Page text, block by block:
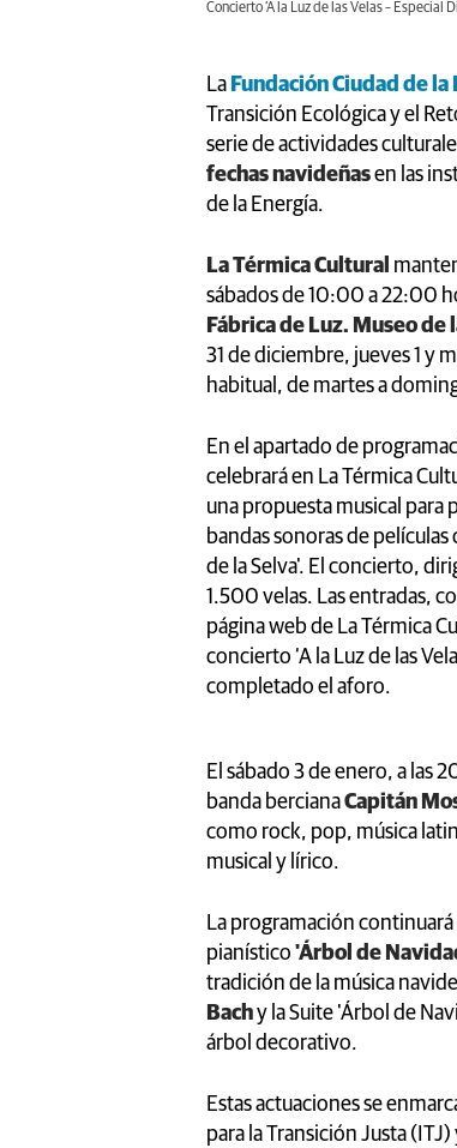
Concierto ‘A la Luz de las Velas – Especial
La Fundación Ciudad de
Transición Ecológica y el
serie de actividades
fechas navideñasen las
de la Energía.
La Térmica Cultural
sábados de 10:00 a 22:00
Fábrica de Luz. Museo de
31 de diciembre, jueves 1 y
habitual, de martes a
En el apartado de
celebrará en La Térmica
una propuesta musical
bandas sonoras de
de la Selva'. El concierto,
1.500 velas. Las entradas,
página web de La Térmica
concierto ‘A la Luz de las
completado el aforo.
El sábado 3 de enero, a las
banda bercianaCapitán
como rock, pop, música
musical y lírico.
La programación
pianístico 'Árbol de
tradición de la música
Bachy la Suite 'Árbol de
árbol decorativo.
Estas actuaciones se
para la Transición Justa